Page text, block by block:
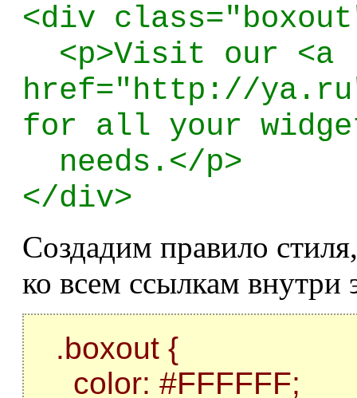
<div
<p>Visit our <a
href="http://
for all your
needs.</p>
</div>
Создадим правило
ко всем ссылкам внутри
.boxout {
color: #FFFFFF;